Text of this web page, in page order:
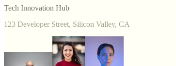
Tech Innovation Hub
123 Developer Street, Silicon Valley, CA